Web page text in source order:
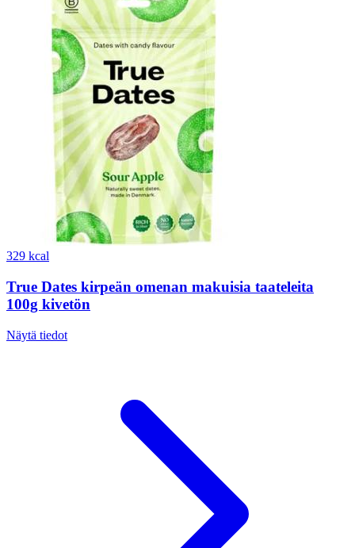
329 kcal
True Dates kirpeän omenan makuisia taateleita
100g kivetön
Näytä tiedot